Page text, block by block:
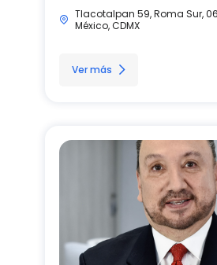
Tlacotalpan 59, Roma Sur,
México, CDMX
Ver más